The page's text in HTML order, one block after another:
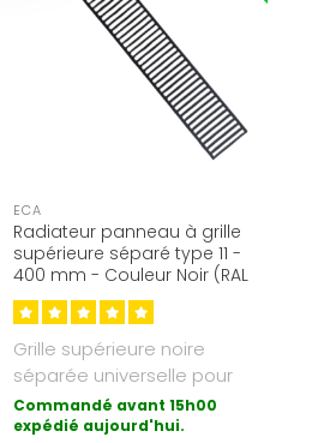
ECA
Radiateur panneau à grille
supérieure séparé type 11 -
400 mm - Couleur Noir (RAL
9005)
Grille supérieure noire
séparée universelle pour
radiateurs à panneaux de
ty..
Commandé avant 15h00
expédié aujourd'hui.